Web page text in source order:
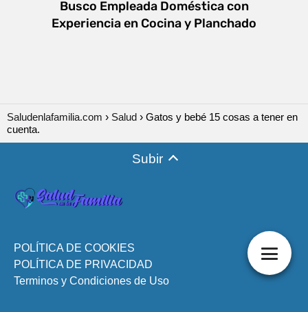
Busco Empleada Doméstica con
Experiencia en Cocina y Planchado
Saludenlafamilia.com Salud
Gatos y bebé 15 cosas a tener en
cuenta.
Subir
POLÍTICA DE COOKIES
POLÍTICA DE PRIVACIDAD
Terminos y Condiciones de Uso